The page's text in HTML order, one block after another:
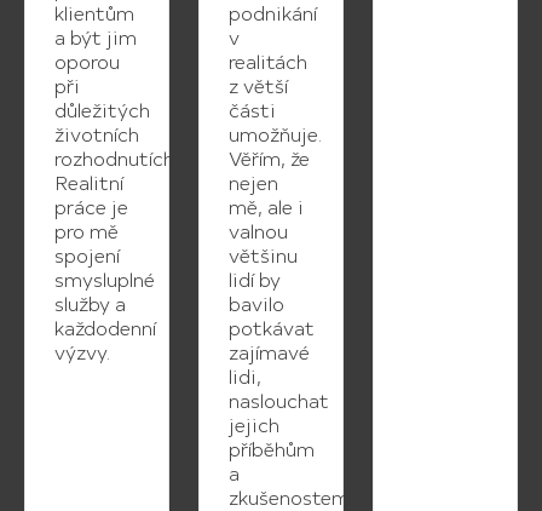
klientům
a být jim
oporou
při
důležitých
životních
rozhodnutích.
Realitní
práce je
pro mě
spojení
smysluplné
služby a
každodenní
výzvy.
podnikání
v
realitách
z větší
části
umožňuje.
Věřím, že
nejen
mě, ale i
valnou
většinu
lidí by
bavilo
potkávat
zajímavé
lidi,
naslouchat
jejich
příběhům
a
zkušenostem.